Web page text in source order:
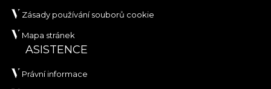
Zásady používání souborů cookie
Mapa stránek
ASISTENCE
Právní informace